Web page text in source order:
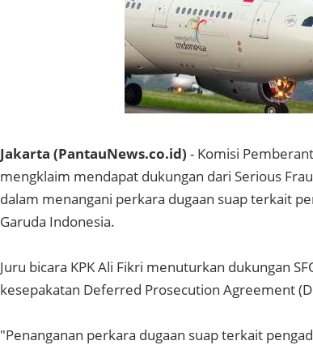
Jakarta (PantauNews.co.id) - Komisi
mengklaim mendapat dukungan dari Serious
dalam menangani perkara dugaan suap terkait
Garuda Indonesia.
Juru bicara KPK Ali Fikri menuturkan dukungan
kesepakatan Deferred Prosecution Agreement
"Penanganan perkara dugaan suap terkait